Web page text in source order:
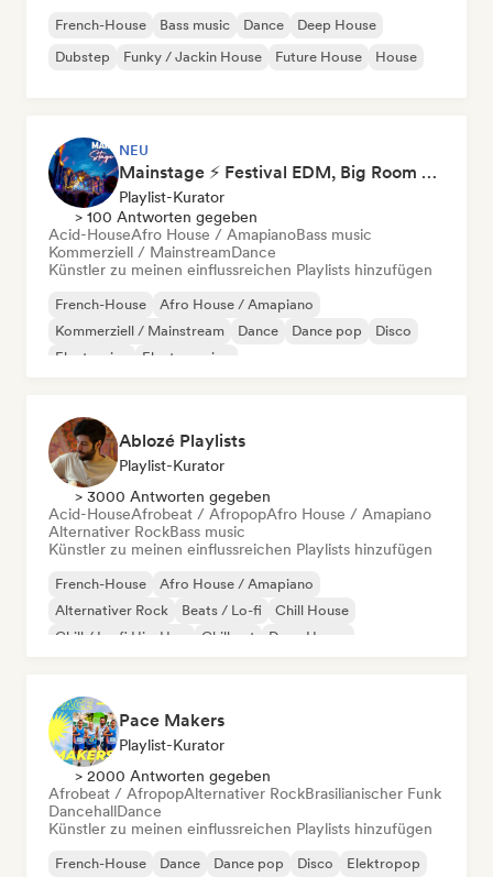
French-House Bass music Dance
Deep House
Dubstep
Funky / Jackin House Future House House
NEU
Mainstage ⚡ Festival EDM, Big Room & House Anthems
Playlist-Kurator
> 100 Antworten gegeben
Acid-HouseAfro House / AmapianoBass music
Kommerziell / MainstreamDance
Künstler zu meinen einflussreichen Playlists hinzufügen
French-House
Afro House / Amapiano
Kommerziell / Mainstream
Dance Dance pop
Disco
Electronica
Electro swing
Ablozé Playlists
Playlist-Kurator
> 3000 Antworten gegeben
Acid-HouseAfrobeat / AfropopAfro House / Amapiano
Alternativer RockBass music
Künstler zu meinen einflussreichen Playlists hinzufügen
French-House
Afro House / Amapiano
Alternativer Rock
Beats / Lo-fi
Chill House
Chill / Lo-fi Hip-Hop
Chill out Deep House
Pace Makers
Playlist-Kurator
> 2000 Antworten gegeben
Afrobeat / AfropopAlternativer RockBrasilianischer Funk
DancehallDance
Künstler zu meinen einflussreichen Playlists hinzufügen
French-House Dance Dance pop Disco Elektropop